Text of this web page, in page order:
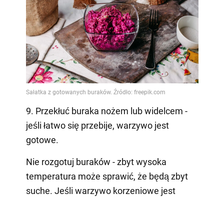
9. Przekłuć buraka nożem lub widelcem -
jeśli łatwo się przebije, warzywo jest
gotowe.
Nie rozgotuj buraków - zbyt wysoka
temperatura może sprawić, że będą zbyt
suche. Jeśli warzywo korzeniowe jest